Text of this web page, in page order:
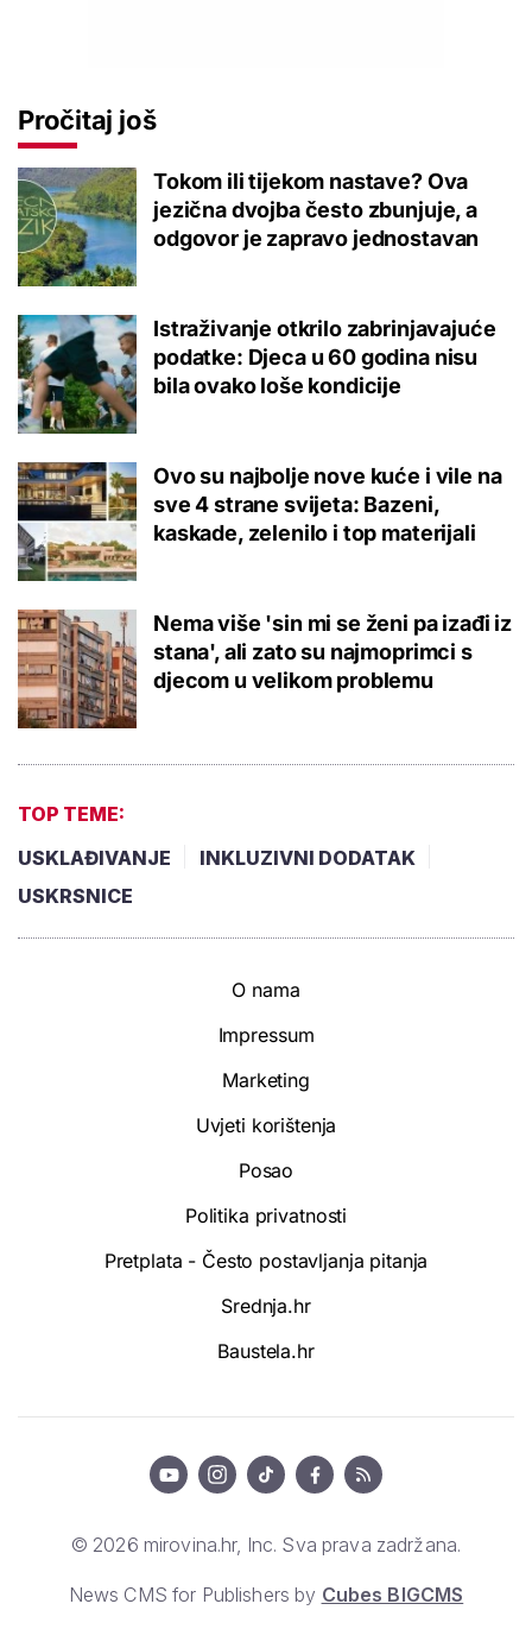
Pročitaj još
Tokom ili tijekom nastave? Ova
jezična dvojba često zbunjuje, a
odgovor je zapravo jednostavan
Istraživanje otkrilo zabrinjavajuće
podatke: Djeca u 60 godina nisu
bila ovako loše kondicije
Ovo su najbolje nove kuće i vile na
sve 4 strane svijeta: Bazeni,
kaskade, zelenilo i top materijali
Nema više 'sin mi se ženi pa izađi iz
stana', ali zato su najmoprimci s
djecom u velikom problemu
TOP TEME:
USKLAĐIVANJE
INKLUZIVNI DODATAK
USKRSNICE
O nama
Impressum
Marketing
Uvjeti korištenja
Posao
Politika privatnosti
Pretplata - Često postavljanja pitanja
Srednja.hr
Baustela.hr
© 2026 mirovina.hr, Inc. Sva prava zadržana.
News CMS for Publishers by Cubes BIGCMS